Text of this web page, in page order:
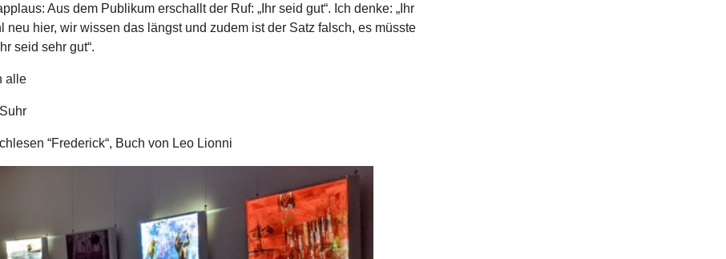
Aus dem Publikum erschallt der Ruf: „Ihr seid gut“. Ich denke: „Ihr
neu hier, wir wissen das längst und zudem ist der Satz falsch, es müsste
seid sehr gut“.
alle
“Frederick“, Buch von Leo Lionni